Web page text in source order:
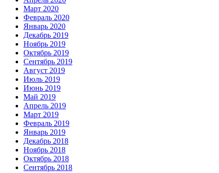
Март 2020
Февраль 2020
Январь 2020
Декабрь 2019
Ноябрь 2019
Октябрь 2019
Сентябрь 2019
Август 2019
Июль 2019
Июнь 2019
Май 2019
Апрель 2019
Март 2019
Февраль 2019
Январь 2019
Декабрь 2018
Ноябрь 2018
Октябрь 2018
Сентябрь 2018